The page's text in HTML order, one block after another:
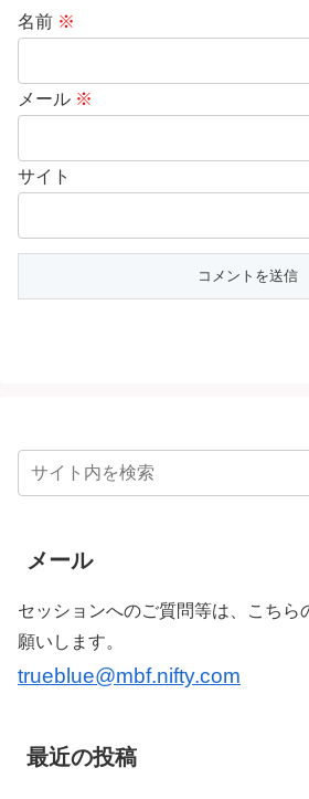
名前 ※
メール ※
サイト
メール
セッションへのご質問等は、こちら
願いします。
trueblue@mbf.nifty.com
最近の投稿